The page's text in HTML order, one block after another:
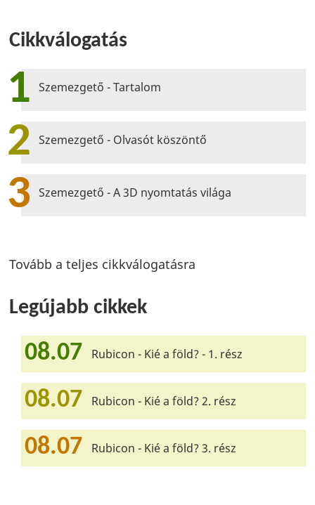
Cikkválogatás
1 Szemezgető - Tartalom
2 Szemezgető - Olvasót köszöntő
3 Szemezgető - A 3D nyomtatás világa
Tovább a teljes cikkválogatásra
Legújabb cikkek
08.07 Rubicon - Kié a föld? - 1. rész
08.07 Rubicon - Kié a föld? 2. rész
08.07 Rubicon - Kié a föld? 3. rész